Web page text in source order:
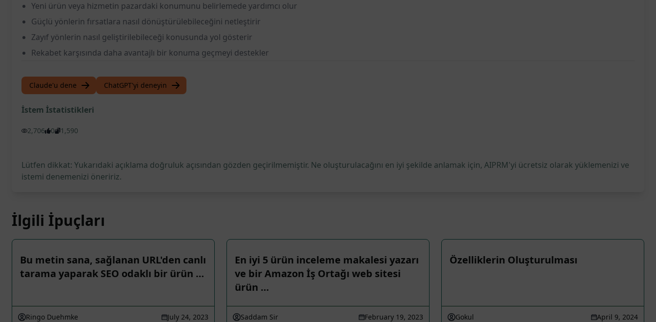
Yeni ürün veya hizmetin pazardaki konumunu belirlemede yardımcı olur
Güçlü yönlerin fırsatlara nasıl dönüştürülebileceğini netleştirir
Zayıf yönlerin nasıl geliştirilebileceği konusunda yol gösterir
Rekabet karşısında daha avantajlı bir konuma geçmeyi destekler
Claude'u dene ChatGPT'yi deneyin
İstem İstatistikleri
2,706 0 1,590
Lütfen dikkat: Yukarıdaki açıklama doğruluk açısından gözden geçirilmemiştir. Ne oluşturulacağını en iyi şekilde anlamak için, AIPRM'yi ücretsiz olarak yüklemenizi ve
istemi denemenizi öneririz.
İlgili İpuçları
Bu metin sana, sağlanan URL'den canlı
tarama yaparak SEO odaklı bir ürün …
Ringo Duehmke July 24, 2023
En iyi 5 ürün inceleme makalesi yazarı
ve bir Amazon İş Ortağı web sitesi
ürün …
Saddam Sir February 19, 2023
Özelliklerin Oluşturulması
Gokul April 9, 2024